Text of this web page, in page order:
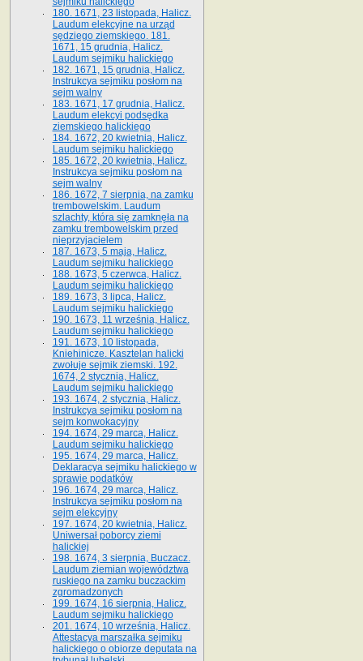
180. 1671, 23 listopada, Halicz.
Laudum elekcyjne na urząd
sędziego ziemskiego. 181.
1671, 15 grudnia, Halicz.
Laudum sejmiku halickiego
182. 1671, 15 grudnia, Halicz.
Instrukcya sejmiku posłom na
sejm walny
183. 1671, 17 grudnia, Halicz.
Laudum elekcyi podsędka
ziemskiego halickiego
184. 1672, 20 kwietnia, Halicz.
Laudum sejmiku halickiego
185. 1672, 20 kwietnia, Halicz.
Instrukcya sejmiku posłom na
sejm walny
186. 1672, 7 sierpnia, na zamku
trembowelskim. Laudum
szlachty, która się zamknęła na
zamku trembowelskim przed
nieprzyjacielem
187. 1673, 5 maja, Halicz.
Laudum sejmiku halickiego
188. 1673, 5 czerwca, Halicz.
Laudum sejmiku halickiego
189. 1673, 3 lipca, Halicz.
Laudum sejmiku halickiego
190. 1673, 11 września, Halicz.
Laudum sejmiku halickiego
191. 1673, 10 listopada,
Kniehinicze. Kasztelan halicki
zwołuje sejmik ziemski. 192.
1674, 2 stycznia, Halicz.
Laudum sejmiku halickiego
193. 1674, 2 stycznia, Halicz.
Instrukcya sejmiku posłom na
sejm konwokacyjny
194. 1674, 29 marca, Halicz.
Laudum sejmiku halickiego
195. 1674, 29 marca, Halicz.
Deklaracya sejmiku halickiego w
sprawie podatków
196. 1674, 29 marca, Halicz.
Instrukcya sejmiku posłom na
sejm elekcyjny
197. 1674, 20 kwietnia, Halicz.
Uniwersał poborcy ziemi
halickiej
198. 1674, 3 sierpnia, Buczacz.
Laudum ziemian województwa
ruskiego na zamku buczackim
zgromadzonych
199. 1674, 16 sierpnia, Halicz.
Laudum sejmiku halickiego
201. 1674, 10 września, Halicz.
Attestacya marszałka sejmiku
halickiego o obiorze deputata na